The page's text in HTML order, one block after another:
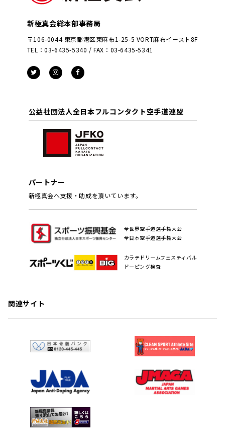
新極真会総本部事務局
〒106-0044 東京都港区東麻布1-25-5 VORT麻布イースト8F
TEL：03-6435-5340 / FAX：03-6435-5341
公益社団法人全日本フルコンタクト空手道連盟
パートナー
新極真会へ支援・助成を頂いています。
全世界空手道選手権大会
全日本空手道選手権大会
カラテドリームフェスティバル
ドーピング検査
関連サイト